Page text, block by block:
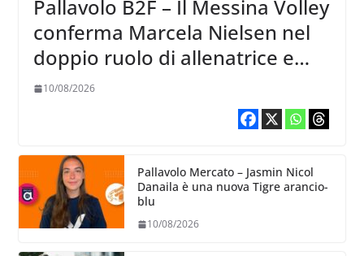
Pallavolo B2F – Il Messina Volley
conferma Marcela Nielsen nel
doppio ruolo di allenatrice e
giocatrice
10/08/2026
Pallavolo Mercato – Jasmin Nicol
Danaila è una nuova Tigre arancio-
blu
10/08/2026